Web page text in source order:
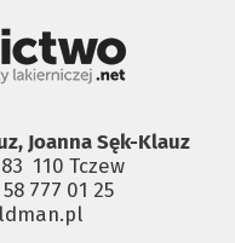
Joanna Sęk-Klauz
110 Tczew
777 01 25